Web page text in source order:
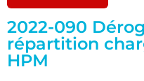
2022-090
répartition
HPM